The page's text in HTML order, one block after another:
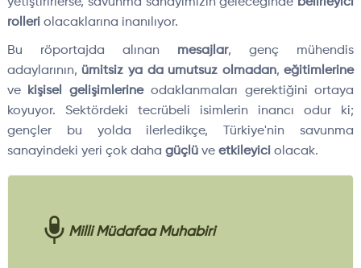
rolleri olacaklarına inanılıyor.
Bu röportajda alınan mesajlar, genç mühendis
adaylarının, ümitsiz ya da umutsuz olmadan,eğitimlerine
ve
kişisel gelişimlerineodaklanmaları gerektiğini ortaya
koyuyor. Sektördeki tecrübeli isimlerin inancı odur ki;
gençler bu yolda ilerledikçe, Türkiye'nin savunma
sanayindeki yeri çok daha güçlüve etkileyici olacak.
Milli Müdafaa Muhabiri